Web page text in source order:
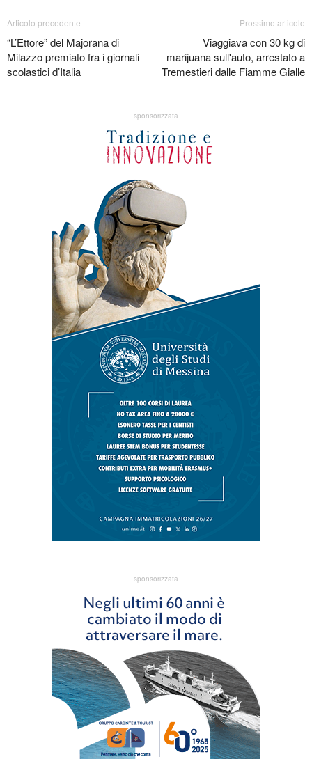
Articolo precedente
“L’Ettore” del Majorana di
Milazzo premiato fra i giornali
scolastici d’Italia
Prossimo articolo
Viaggiava con 30 kg di
marijuana sull'auto, arrestato a
Tremestieri dalle Fiamme Gialle
sponsorizzata
sponsorizzata